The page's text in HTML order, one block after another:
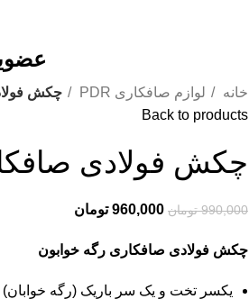
خانه لوازم صافکاری PDR
چکش
Back to products
چکش فولادی
990,000 تومان 960,000 تومان
چکش فولادی صافکاری رگه خوابون
یکسر تخت و یک سر باریک (رگه خوابان)